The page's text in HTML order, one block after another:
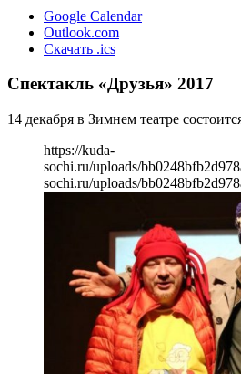
Google Calendar
Outlook.com
Скачать .ics
Спектакль «Друзья» 2017
14 декабря в Зимнем театре
https://kuda-
sochi.ru/uploads/
sochi.ru/uploads/